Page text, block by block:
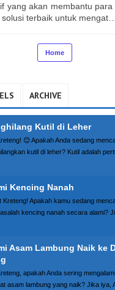
yang akan membantu
terbaik untuk mengat…
Home
ARCHIVE
Kutil di Leher
😊 Apakah Anda sedang
kutil di leher? Kutil adalah
Kencing Nanah
Kreteng! Apakah kamu sedang
kencing nanah secara alami?
Asam Lambung Naik ke
apakah Anda sering
asam lambung yang naik? Jika iya,